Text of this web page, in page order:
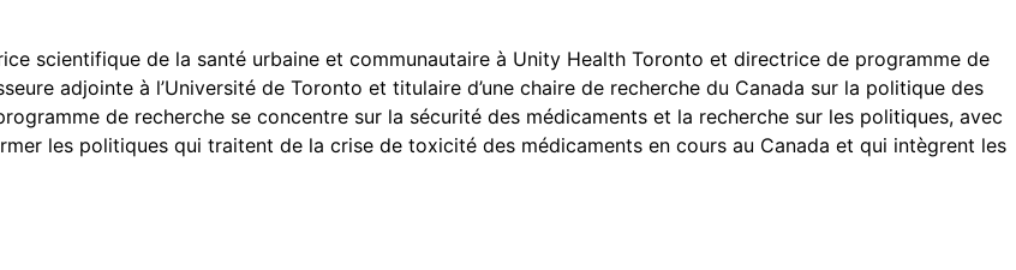
scientifique de la santé urbaine et communautaire à Unity Health Toronto et directrice de programme de
adjointe à l’Université de Toronto et titulaire d’une chaire de recherche du Canada sur la politique des
de recherche se concentre sur la sécurité des médicaments et la recherche sur les politiques, avec
les politiques qui traitent de la crise de toxicité des médicaments en cours au Canada et qui intègrent les